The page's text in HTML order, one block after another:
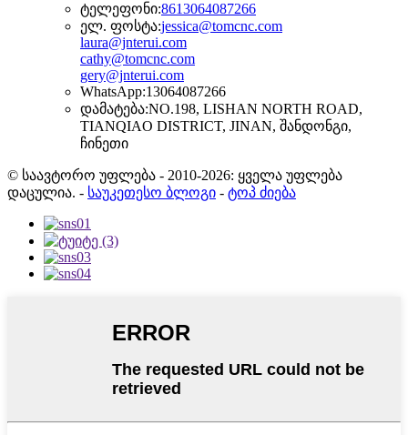
ტელეფონი:8613064087266
ელ. ფოსტა:jessica@tomcnc.com
laura@jnterui.com
cathy@tomcnc.com
gery@jnterui.com
WhatsApp:13064087266
დამატება:NO.198, LISHAN NORTH ROAD,
TIANQIAO DISTRICT, JINAN, შანდონგი,
ჩინეთი
© საავტორო უფლება - 2010-2026: ყველა უფლება
დაცულია. - საუკეთესო ბლოგი - ტოპ ძიება